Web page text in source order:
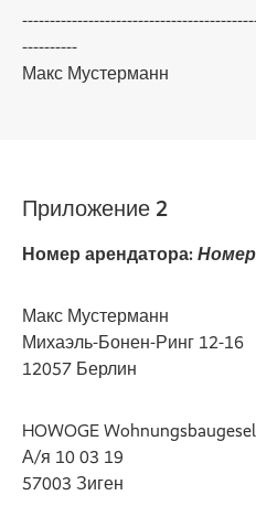
----------
Макс Мустерманн
Приложение 2
Номер арендатора:
Макс Мустерманн
Михаэль-Бонен-Ринг 12-16
12057 Берлин
HOWOGE
А/я 10 03 19
57003 Зиген